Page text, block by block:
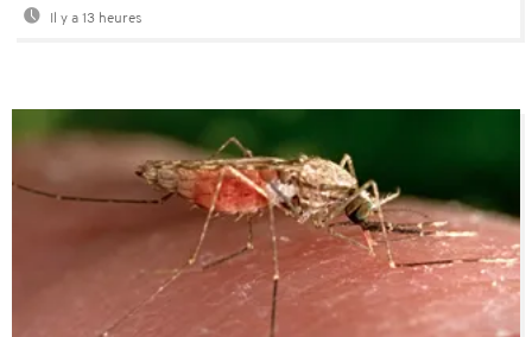
Il y a 13 heures